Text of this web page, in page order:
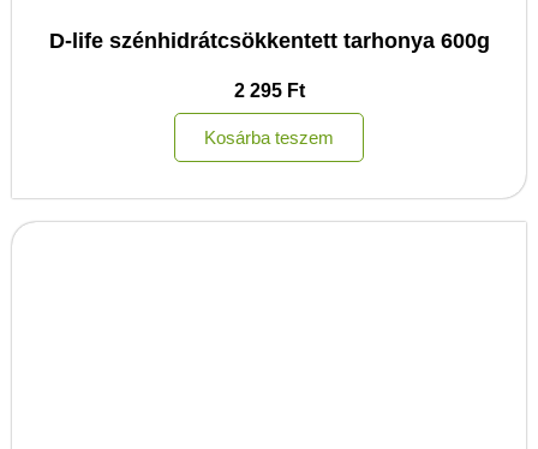
D-life szénhidrátcsökkentett tarhonya 600g
2 295 Ft
Kosárba teszem